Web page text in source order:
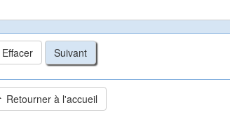
Retourner à l'accueil